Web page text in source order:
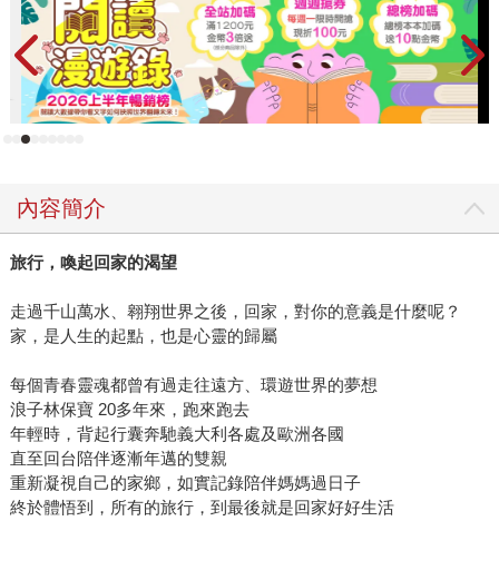
全毀，還曾卡在極地的冰層中差點活不下去……然而，吉雷
克的描述緊張刺激，又充滿苦中作樂的幽默，讓人彷彿在觀
看一部災難電影，心裡不停發出驚嘆，卻也忍不住好奇：為
什麼他明知險難，還不結束這場冒險？ 吉雷克的旅程，說到
底是一場對夢想的執著，但最終能夠完成，莫妮克的存在無
退路、食物耗盡時，莫妮克每日下的一顆蛋，成為他們活下
去的希望。她不是普通的雞，而是吉雷克的生命夥伴與心靈
支柱。 透過這本書，我們看到的不僅是一場壯闊的航程，更
深感受到他們的相處充滿溫暖與默契，那是一份跨越人類與
更告訴我們，每個追夢者都會遇到困境，而在那樣的時刻，
一個像莫妮克一樣的存在，或是夥伴、或是一份信念，都能
成為支撐我們繼續前行的力量。追求夢想，有時不需要完美
的條件，只需要勇敢地邁出第一步——帶著勇氣上路，你也
一定會遇到屬於你的「莫妮克」，陪伴你走過大風大浪，抵
達屬於你的夢想之境。
內容簡介
旅行，喚起回家的渴望
走過千山萬水、翱翔世界之後，回家，對你的意義是什麼呢？
家，是人生的起點，也是心靈的歸屬
每個青春靈魂都曾有過走往遠方、環遊世界的夢想
浪子林保寶 20多年來，跑來跑去
年輕時，背起行囊奔馳義大利各處及歐洲各國
直至回台陪伴逐漸年邁的雙親
重新凝視自己的家鄉，如實記錄陪伴媽媽過日子
終於體悟到，所有的旅行，到最後就是回家好好生活